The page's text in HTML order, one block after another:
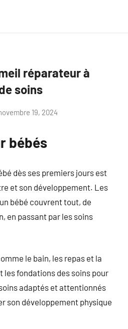
réparateur à
soins
19, 2024
bébés
dès ses premiers jours est
et son développement. Les
bébé couvrent tout, de
en passant par les soins
le bain, les repas et la
les fondations des soins pour
adaptés et attentionnés
son développement physique